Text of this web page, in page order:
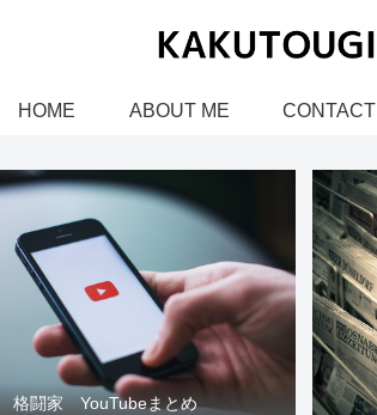
HOME ABOUT ME CONTACT
格闘家 YouTubeまとめ